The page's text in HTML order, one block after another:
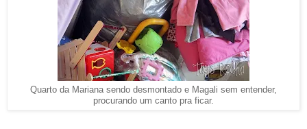
Quarto da Mariana sendo desmontado e Magali sem entender,
procurando um canto pra ficar.